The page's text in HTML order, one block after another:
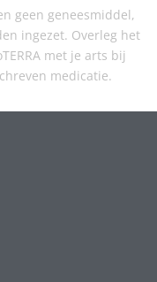
geen geneesmiddel,
ingezet. Overleg het
met je arts bij
medicatie.